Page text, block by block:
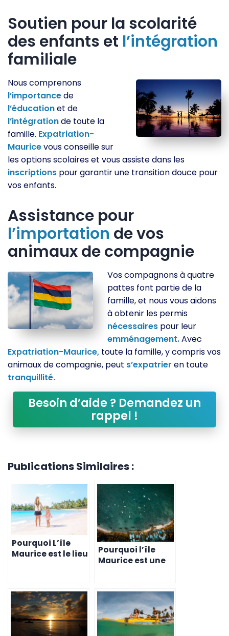
Soutien pour la scolarité
des enfants et l’intégration
familiale
Nous comprenons
l’importancede
l’éducationet de
l’intégrationde toute la
famille. Expatriation-
Mauricevous conseille sur
les options scolaires et vous assiste dans les
inscriptions pour garantir une transition douce pour
vos enfants.
Assistance pour
l’importation de vos
animaux de compagnie
Vos compagnons à quatre
pattes font partie de la
famille, et nous vous aidons
à obtenir les permis
nécessaires pour leur
emménagement.Avec
Expatriation-Maurice, toute la famille, y compris vos
animaux de compagnie, peut s’expatrier en toute
tranquillité.
Besoin d’aide ? Demandez un
rappel !
Publications Similaires :
Pourquoi L’île
Maurice est le lieu
Pourquoi l’île
Maurice est une
retraités en
bonne santé